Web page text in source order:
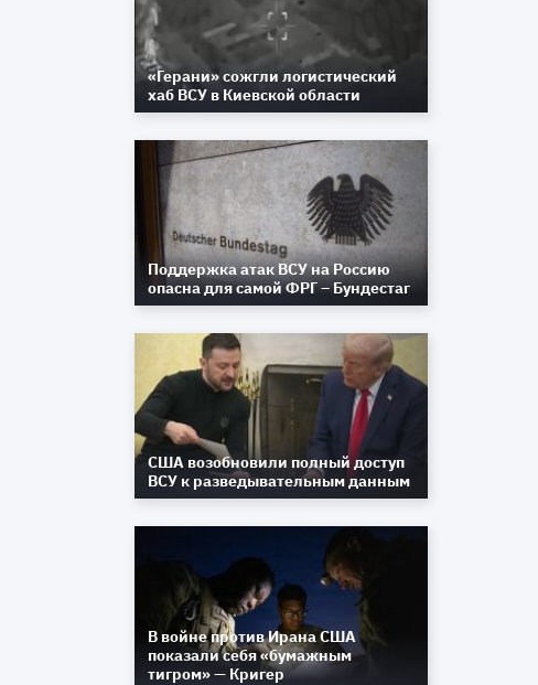
«Герани» сожгли логистический
хаб ВСУ в Киевской области
Поддержка атак ВСУ на Россию
опасна для самой ФРГ – Бундестаг
США возобновили полный доступ
ВСУ к разведывательным данным
В войне против Ирана США
показали себя «бумажным
тигром» — Кригер